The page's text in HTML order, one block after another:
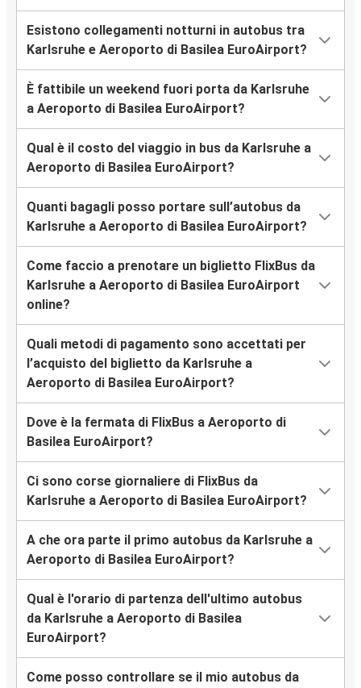
Esistono collegamenti notturni in autobus tra
Karlsruhe e Aeroporto di Basilea EuroAirport?
È fattibile un weekend fuori porta da Karlsruhe
a Aeroporto di Basilea EuroAirport?
Qual è il costo del viaggio in bus da Karlsruhe a
Aeroporto di Basilea EuroAirport?
Quanti bagagli posso portare sull’autobus da
Karlsruhe a Aeroporto di Basilea EuroAirport?
Come faccio a prenotare un biglietto FlixBus da
Karlsruhe a Aeroporto di Basilea EuroAirport
online?
Quali metodi di pagamento sono accettati per
l’acquisto del biglietto da Karlsruhe a
Aeroporto di Basilea EuroAirport?
Dove è la fermata di FlixBus a Aeroporto di
Basilea EuroAirport?
Ci sono corse giornaliere di FlixBus da
Karlsruhe a Aeroporto di Basilea EuroAirport?
A che ora parte il primo autobus da Karlsruhe a
Aeroporto di Basilea EuroAirport?
Qual è l'orario di partenza dell'ultimo autobus
da Karlsruhe a Aeroporto di Basilea
EuroAirport?
Come posso controllare se il mio autobus da